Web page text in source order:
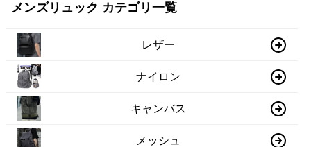
メンズリュック カテゴリ一覧
レザー
ナイロン
キャンバス
メッシュ